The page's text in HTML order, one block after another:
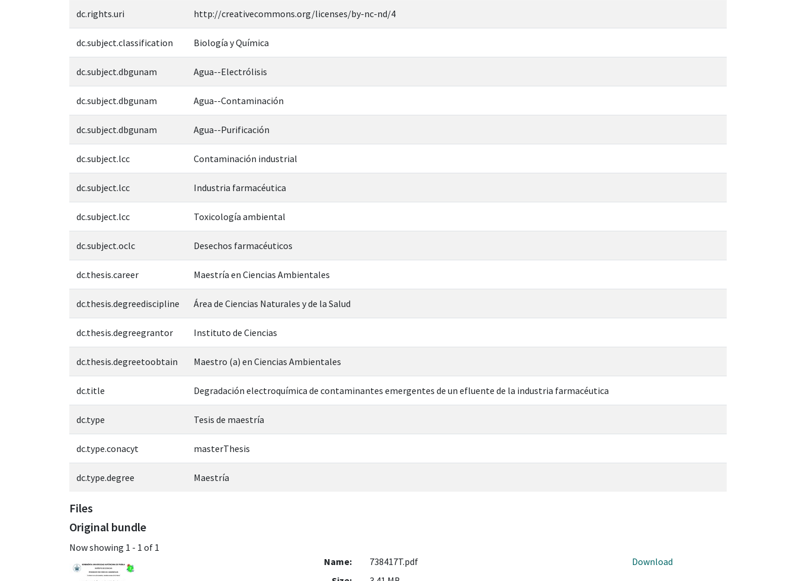
dc.rights.uri http://creativecommons.org/licenses/by-nc-nd/4
dc.subject.classification Biología y Química
dc.subject.dbgunam Agua--Electrólisis
dc.subject.dbgunam Agua--Contaminación
dc.subject.dbgunam Agua--Purificación
dc.subject.lcc Contaminación industrial
dc.subject.lcc Industria farmacéutica
dc.subject.lcc Toxicología ambiental
dc.subject.oclc Desechos farmacéuticos
dc.thesis.career Maestría en Ciencias Ambientales
dc.thesis.degreediscipline Área de Ciencias Naturales y de la Salud
dc.thesis.degreegrantor Instituto de Ciencias
dc.thesis.degreetoobtain Maestro (a) en Ciencias Ambientales
dc.title Degradación electroquímica de contaminantes emergentes de un efluente de la industria farmacéutica
dc.type Tesis de maestría
dc.type.conacyt masterThesis
dc.type.degree Maestría
Files
Original bundle
Now showing 1 - 1 of 1
Name:
738417T.pdf
Download